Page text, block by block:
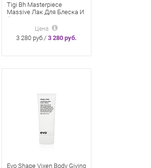
Tigi Bh Masterpiece
Massive Лак Для Блеска И
Фиксации Волос 340 Мл
Цена
3 280 руб./ 3 280 руб.
Evo Shape Vixen Body Giving